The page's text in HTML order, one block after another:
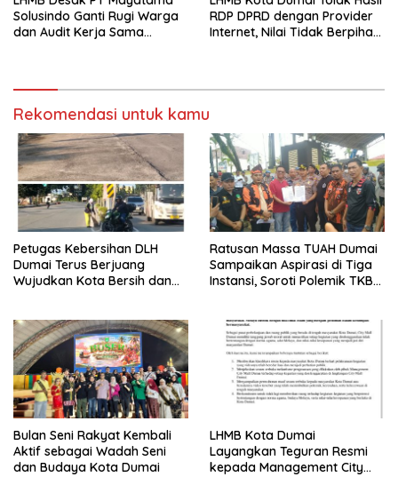
Solusindo Ganti Rugi Warga
dan Audit Kerja Sama
RDP DPRD dengan Provider
Internet, Nilai Tidak Berpihak
Rekomendasi untuk kamu
Petugas Kebersihan DLH
Dumai Terus Berjuang
Wujudkan Kota Bersih dan
Ratusan Massa TUAH Dumai
Sampaikan Aspirasi di Tiga
Instansi, Soroti Polemik TKBM
Bulan Seni Rakyat Kembali
Aktif sebagai Wadah Seni
dan Budaya Kota Dumai
LHMB Kota Dumai
Layangkan Teguran Resmi
kepada Management City